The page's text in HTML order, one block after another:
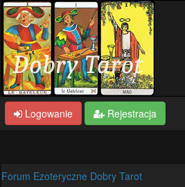
Logowanie Rejestracja
Forum Ezoteryczne Dobry Tarot